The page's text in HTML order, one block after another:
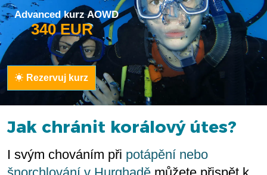
Advanced kurz AOWD
340 EUR
Rezervuj kurz
Jak chránit korálový útes?
I svým chováním při potápění nebo
šnorchlování v Hurghadě můžete přispět k